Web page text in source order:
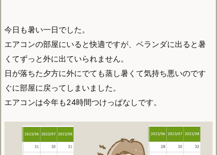
今日も暑い一日でした。
エアコンの部屋にいると快適ですが、ベランダに出ると暑
くてずっと外に出ていられません。
日が落ちた夕方に外にでても蒸し暑くて気持ち悪いのです
ぐに部屋に戻ってしまいました。
エアコンは今年も24時間つけっぱなしです。